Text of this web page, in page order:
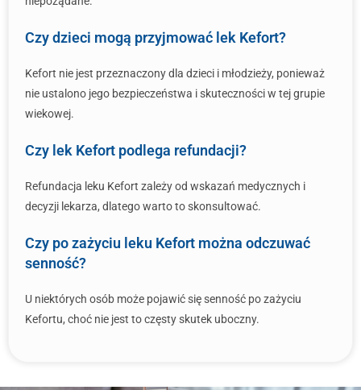
Czy dzieci mogą przyjmować lek Kefort?
Kefort nie jest przeznaczony dla dzieci i młodzieży, ponieważ
nie ustalono jego bezpieczeństwa i skuteczności w tej grupie
wiekowej.
Czy lek Kefort podlega refundacji?
Refundacja leku Kefort zależy od wskazań medycznych i
decyzji lekarza, dlatego warto to skonsultować.
Czy po zażyciu leku Kefort można odczuwać
senność?
U niektórych osób może pojawić się senność po zażyciu
Kefortu, choć nie jest to częsty skutek uboczny.